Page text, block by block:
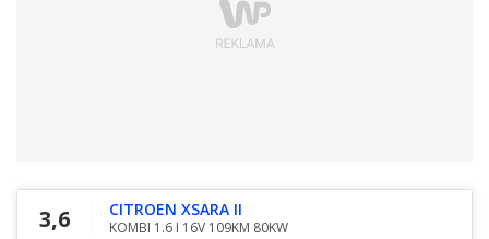
3,6 CITROEN XSARA II
KOMBI 1.6 I 16V 109KM 80KW